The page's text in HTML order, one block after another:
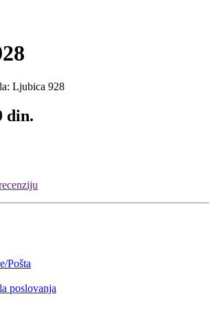
Ljubica 928
din.
Pošta
poslovanja